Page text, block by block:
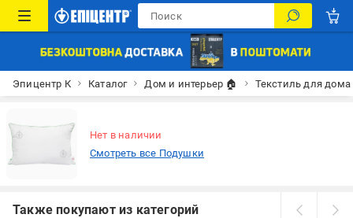
Эпицентр К Каталог Дом и интерьер 🏠 Текстиль для дома
Нет в наличии
Смотреть все Подушки
Также покупают из категорий